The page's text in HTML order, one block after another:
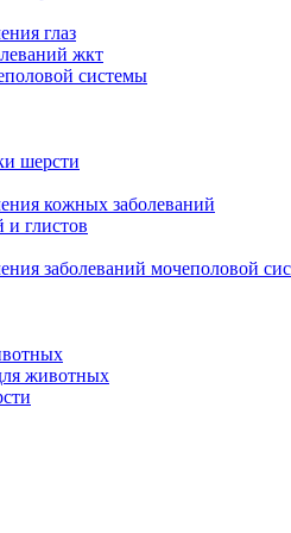
глаз
жкт
системы
шерсти
кожных заболеваний
и глистов
заболеваний мочеполовой
животных